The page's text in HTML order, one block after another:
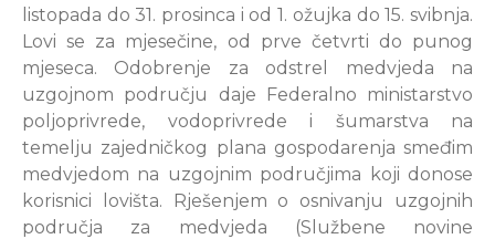
listopada do 31. prosinca i od 1. ožujka do 15. svibnja.
Lovi se za mjesečine, od prve četvrti do punog
mjeseca. Odobrenje za odstrel medvjeda na
uzgojnom području daje Federalno ministarstvo
poljoprivrede, vodoprivrede i šumarstva na
temelju zajedničkog plana gospodarenja smeđim
medvjedom na uzgojnim područjima koji donose
korisnici lovišta. Rješenjem o osnivanju uzgojnih
područja za medvjeda (Službene novine